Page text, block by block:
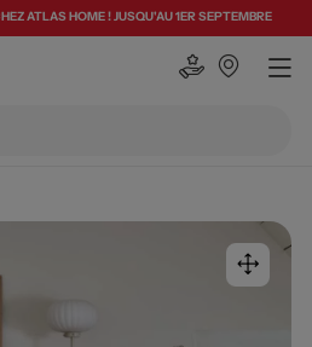
ATLAS HOME ! JUSQU'AU 1ER SEPTEMBRE